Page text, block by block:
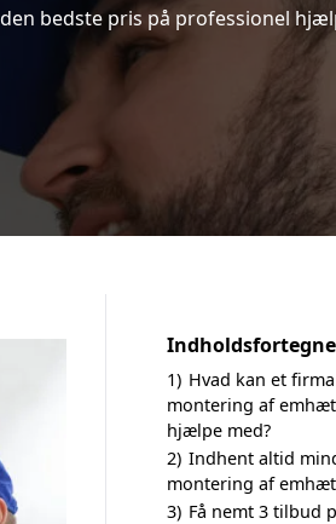
bedste pris på professionel
1) Hvad kan et
montering af
hjælpe med?
2) Indhent altid
montering af
3) Få nemt 3 tilbud